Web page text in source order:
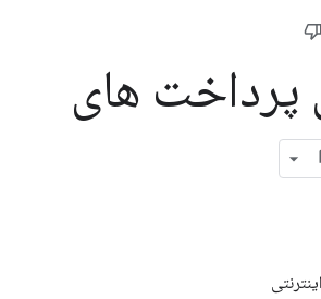
پرداخت های